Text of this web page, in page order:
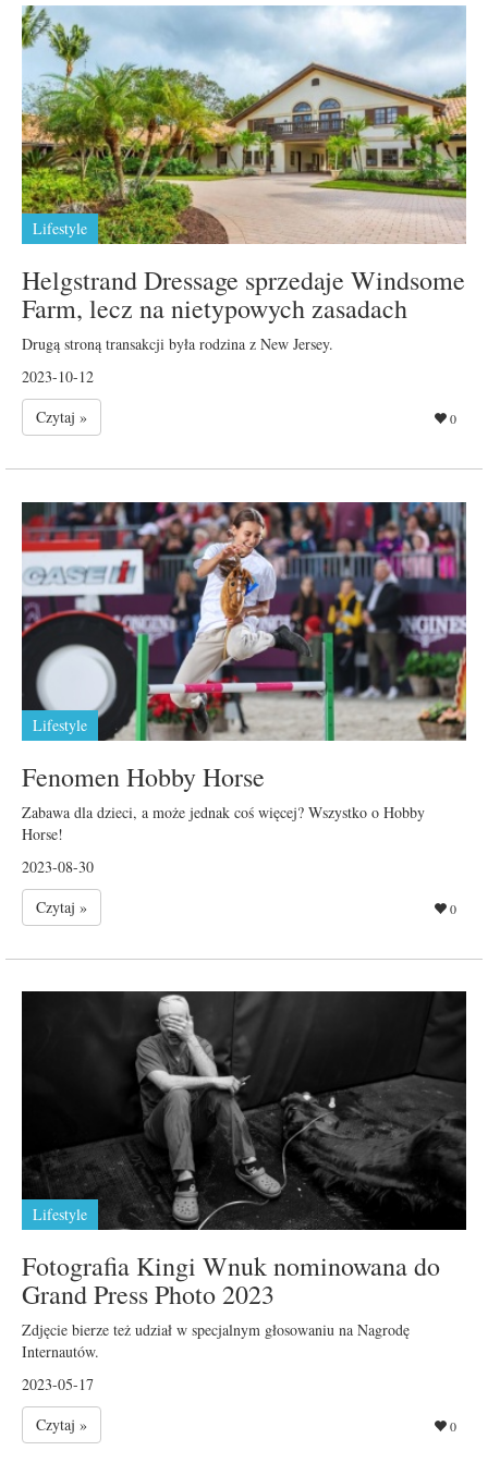
Lifestyle
Helgstrand Dressage sprzedaje Windsome
Farm, lecz na nietypowych zasadach
Drugą stroną transakcji była rodzina z New Jersey.
2023-10-12
Czytaj »
0
Lifestyle
Fenomen Hobby Horse
Zabawa dla dzieci, a może jednak coś więcej? Wszystko o Hobby
Horse!
2023-08-30
Czytaj »
0
Lifestyle
Fotografia Kingi Wnuk nominowana do
Grand Press Photo 2023
Zdjęcie bierze też udział w specjalnym głosowaniu na Nagrodę
Internautów.
2023-05-17
Czytaj »
0